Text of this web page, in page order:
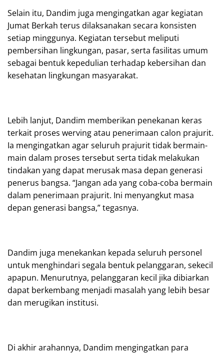
Selain itu, Dandim juga mengingatkan agar kegiatan
Jumat Berkah terus dilaksanakan secara konsisten
setiap minggunya. Kegiatan tersebut meliputi
pembersihan lingkungan, pasar, serta fasilitas umum
sebagai bentuk kepedulian terhadap kebersihan dan
kesehatan lingkungan masyarakat.
Lebih lanjut, Dandim memberikan penekanan keras
terkait proses werving atau penerimaan calon prajurit.
Ia mengingatkan agar seluruh prajurit tidak bermain-
main dalam proses tersebut serta tidak melakukan
tindakan yang dapat merusak masa depan generasi
penerus bangsa. “Jangan ada yang coba-coba bermain
dalam penerimaan prajurit. Ini menyangkut masa
depan generasi bangsa,” tegasnya.
Dandim juga menekankan kepada seluruh personel
untuk menghindari segala bentuk pelanggaran, sekecil
apapun. Menurutnya, pelanggaran kecil jika dibiarkan
dapat berkembang menjadi masalah yang lebih besar
dan merugikan institusi.
Di akhir arahannya, Dandim mengingatkan para